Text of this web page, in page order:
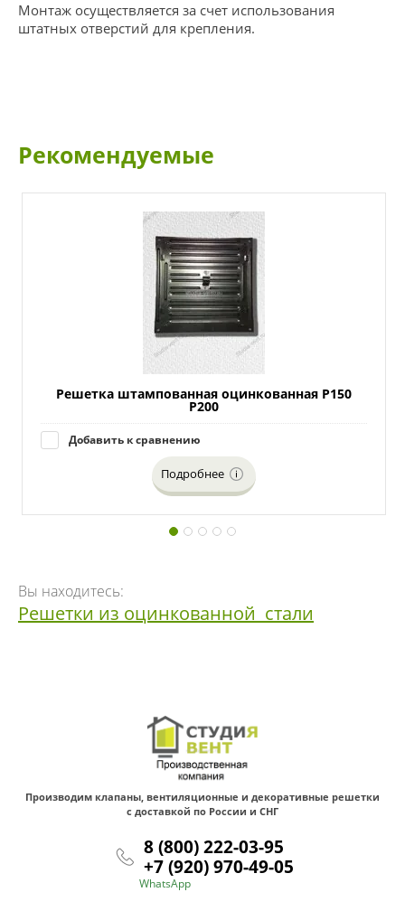
Монтаж осуществляется за счет использования
штатных отверстий для крепления.
Рекомендуемые
Решетка штампованная оцинкованная Р150
Р200
Добавить к сравнению
Подробнее
Вы находитесь:
Решетки из оцинкованной  стали
Производим клапаны, вентиляционные и декоративные решетки
с доставкой по России и СНГ
WhatsApp
8 (800) 222-03-95
+7 (920) 970-49-05